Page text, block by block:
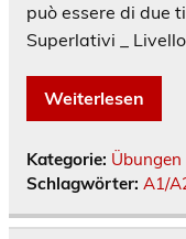
può essere di due
Superlativi _
Weiterlesen
Kategorie:
Schlagwörter: A1/